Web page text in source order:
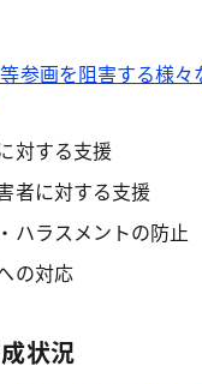
参画を阻害する様々
対する支援
者に対する支援
ハラスメントの防止
の対応
状況